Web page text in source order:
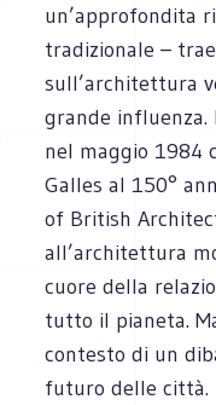
un’approfondita
tradizionale –
sull’architettura
grande influenza.
nel maggio 1984
Galles al 150°
of British
all’architettura
cuore della
tutto il pianeta.
contesto di un
futuro delle città.